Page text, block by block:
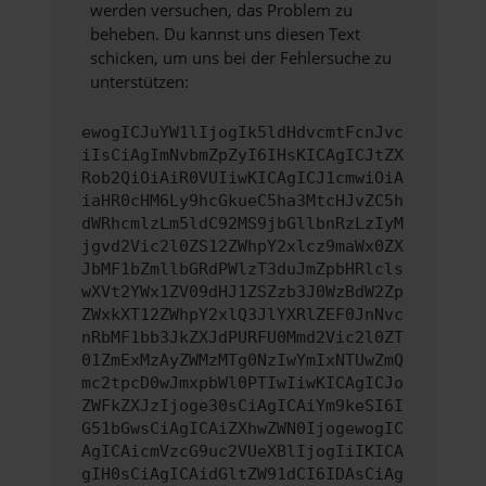
werden versuchen, das Problem zu
beheben. Du kannst uns diesen Text
schicken, um uns bei der Fehlersuche zu
unterstützen:
ewogICJuYW1lIjogIk5ldHdvcmtFcnJvc
iIsCiAgImNvbmZpZyI6IHsKICAgICJtZX
Rob2QiOiAiR0VUIiwKICAgICJ1cmwiOiA
iaHR0cHM6Ly9hcGkueC5ha3MtcHJvZC5h
dWRhcmlzLm5ldC92MS9jbGllbnRzLzIyM
jgvd2Vic2l0ZS12ZWhpY2xlcz9maWx0ZX
JbMF1bZmllbGRdPWlzT3duJmZpbHRlcls
wXVt2YWx1ZV09dHJ1ZSZzb3J0WzBdW2Zp
ZWxkXT12ZWhpY2xlQ3JlYXRlZEF0JnNvc
nRbMF1bb3JkZXJdPURFU0Mmd2Vic2l0ZT
01ZmExMzAyZWMzMTg0NzIwYmIxNTUwZmQ
mc2tpcD0wJmxpbWl0PTIwIiwKICAgICJo
ZWFkZXJzIjoge30sCiAgICAiYm9keSI6I
G51bGwsCiAgICAiZXhwZWN0IjogewogIC
AgICAicmVzcG9uc2VUeXBlIjogIiIKICA
gIH0sCiAgICAidGltZW91dCI6IDAsCiAg